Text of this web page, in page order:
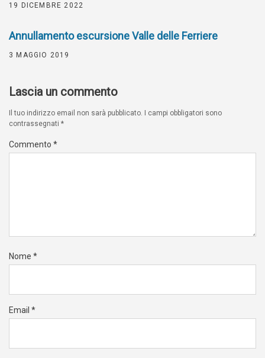
19 DICEMBRE 2022
Annullamento escursione Valle delle Ferriere
3 MAGGIO 2019
Lascia un commento
Il tuo indirizzo email non sarà pubblicato. I campi obbligatori sono
contrassegnati *
Commento *
Nome *
Email *